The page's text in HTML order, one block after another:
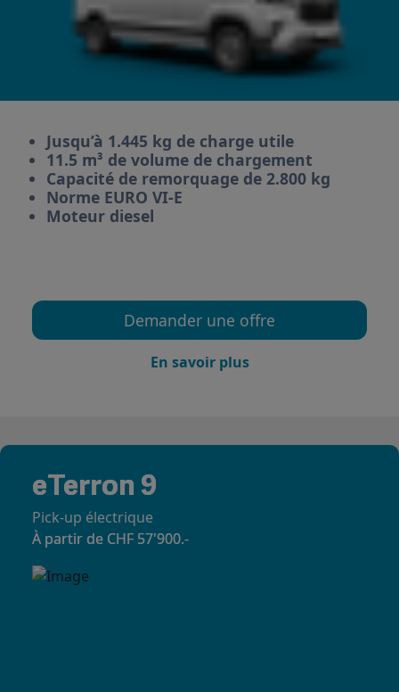
Jusqu’à 1.445 kg de charge utile
11.5 m³ de volume de chargement
Capacité de remorquage de 2.800 kg
Norme EURO VI-E
Moteur diesel
Demander une offre
En savoir plus
eTerron 9
Pick-up électrique
À partir de CHF 57'900.-